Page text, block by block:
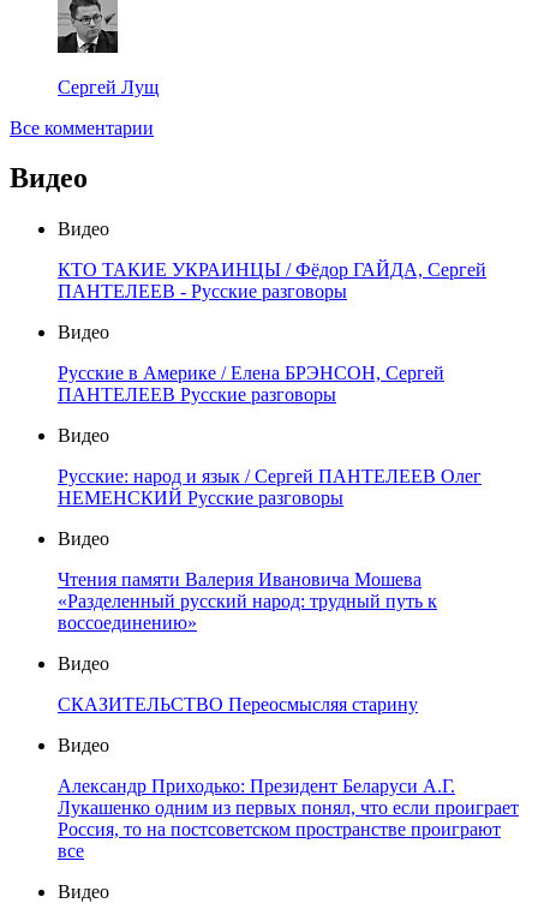
Сергей Лущ
Все комментарии
Видео
Видео
КТО ТАКИЕ УКРАИНЦЫ / Фёдор ГАЙДА, Сергей
ПАНТЕЛЕЕВ - Русские разговоры
Видео
Русские в Америке / Елена БРЭНСОН, Сергей
ПАНТЕЛЕЕВ Русские разговоры
Видео
Русские: народ и язык / Сергей ПАНТЕЛЕЕВ Олег
НЕМЕНСКИЙ Русские разговоры
Видео
Чтения памяти Валерия Ивановича Мошева
«Разделенный русский народ: трудный путь к
воссоединению»
Видео
СКАЗИТЕЛЬСТВО Переосмысляя старину
Видео
Александр Приходько: Президент Беларуси А.Г.
Лукашенко одним из первых понял, что если проиграет
Россия, то на постсоветском пространстве проиграют
все
Видео